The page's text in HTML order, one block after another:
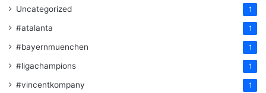
Uncategorized 1
#atalanta 1
#bayernmuenchen 1
#ligachampions 1
#vincentkompany 1